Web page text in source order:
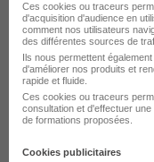
Architecte
Vitrolles - 13
Collective
Ces cookies ou traceurs
d'acquisition d'audience en
comment nos utilisateurs
des différentes sources de
Ils nous permettent
d'améliorer nos produits et
rapide et fluide.
Ces cookies ou traceurs
consultation et d'effectuer
de formations proposées.
Cookies publicitaires